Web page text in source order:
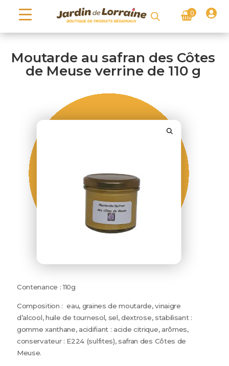

0
Moutarde au safran des Côtes
de Meuse verrine de 110 g
Contenance : 110g
Composition : eau, graines de moutarde, vinaigre
d’alcool, huile de tournesol, sel, dextrose, stabilisant :
gomme xanthane, acidifiant : acide citrique, arômes,
conservateur : E224 (sulfites), safran des Côtes de
Meuse.